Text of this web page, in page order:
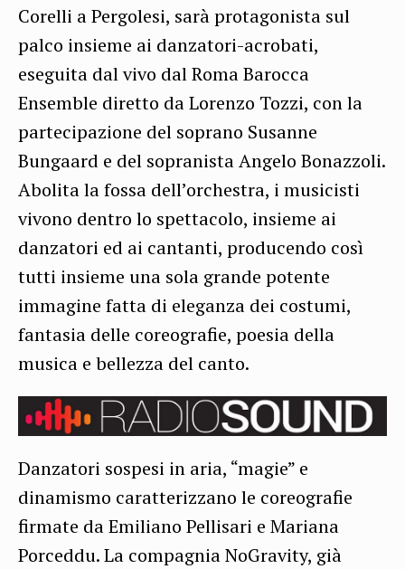
Corelli a Pergolesi, sarà protagonista sul
palco insieme ai danzatori-acrobati,
eseguita dal vivo dal Roma Barocca
Ensemble diretto da Lorenzo Tozzi, con la
partecipazione del soprano Susanne
Bungaard e del sopranista Angelo Bonazzoli.
Abolita la fossa dell’orchestra, i musicisti
vivono dentro lo spettacolo, insieme ai
danzatori ed ai cantanti, producendo così
tutti insieme una sola grande potente
immagine fatta di eleganza dei costumi,
fantasia delle coreografie, poesia della
musica e bellezza del canto.
Danzatori sospesi in aria, “magie” e
dinamismo caratterizzano le coreografie
firmate da Emiliano Pellisari e Mariana
Porceddu. La compagnia NoGravity, già